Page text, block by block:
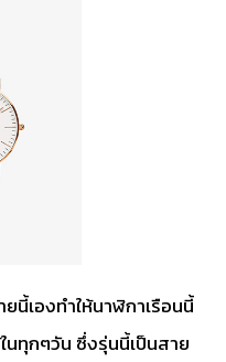
นี้เองทำให้นาฬิกาเรือนนี้
นทุกๆวัน ซึ่งรุ่นนี้เป็นสาย